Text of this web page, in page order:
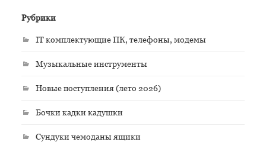
Рубрики
IT комплектующие ПК, телефоны, модемы
Музыкальные инструменты
Новые поступления (лето 2026)
Бочки кадки кадушки
Сундуки чемоданы ящики